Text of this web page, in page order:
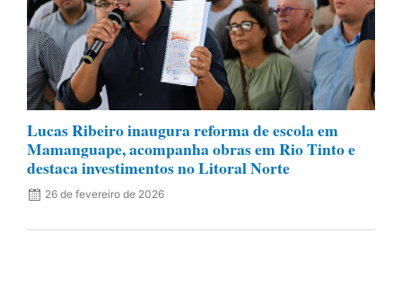
Lucas Ribeiro inaugura reforma de escola em
Mamanguape, acompanha obras em Rio Tinto e
destaca investimentos no Litoral Norte
26 de fevereiro de 2026